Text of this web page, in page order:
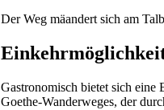
Der Weg mäandert sich am
Gastronomisch bietet sich eine
Goethe-Wanderweges, der